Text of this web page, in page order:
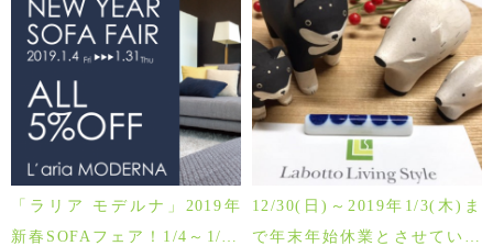
「ラリア モデルナ」2019年
新春SOFAフェア！1/4～1/31
12/30(日)～2019年1/3(木)ま
で年末年始休業とさせていた